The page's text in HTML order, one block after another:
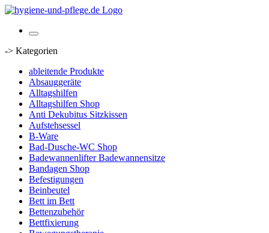
-> Kategorien
ableitende Produkte
Absauggeräte
Alltagshilfen
Alltagshilfen Shop
Anti Dekubitus Sitzkissen
Aufstehsessel
B-Ware
Bad-Dusche-WC Shop
Badewannenlifter Badewannensitze
Bandagen Shop
Befestigungen
Beinbeutel
Bett im Bett
Bettenzubehör
Bettfixierung